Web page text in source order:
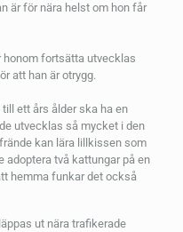
är för nära helst om hon får
honom fortsätta utvecklas
att han är otrygg.
ett års ålder ska ha en
utvecklas så mycket i den
kan lära lillkissen som
adoptera två kattungar på en
hemma funkar det också
ut nära trafikerade